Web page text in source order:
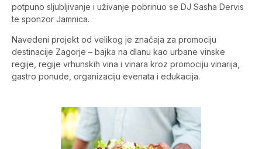
potpuno sljubljivanje i uživanje pobrinuo se DJ Sasha Dervis
te sponzor Jamnica.
Navedeni projekt od velikog je značaja za promociju
destinacije Zagorje – bajka na dlanu kao urbane vinske
regije, regije vrhunskih vina i vinara kroz promociju vinarija,
gastro ponude, organizaciju evenata i edukacija.